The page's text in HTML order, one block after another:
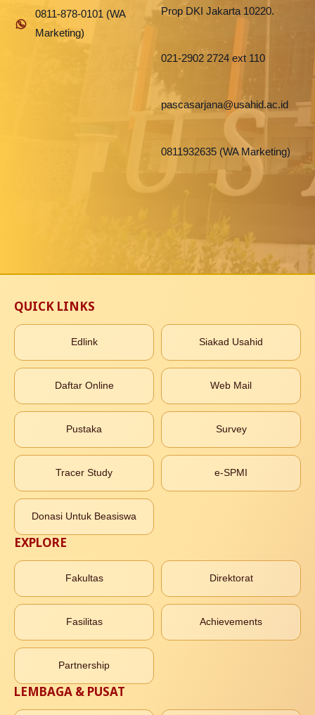
0811-878-0101 (WA
Marketing)
Prop DKI Jakarta 10220.
021-2902 2724 ext 110
pascasarjana@usahid.ac.id
0811932635 (WA Marketing)
QUICK LINKS
Edlink Siakad Usahid
Daftar Online Web Mail
Pustaka Survey
Tracer Study e-SPMI
Donasi Untuk Beasiswa
EXPLORE
Fakultas Direktorat
Fasilitas Achievements
Partnership
LEMBAGA & PUSAT